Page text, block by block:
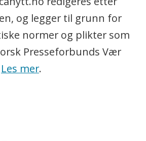
og legger til grunn for
normer og plikter som
Presseforbunds Vær
Les mer.